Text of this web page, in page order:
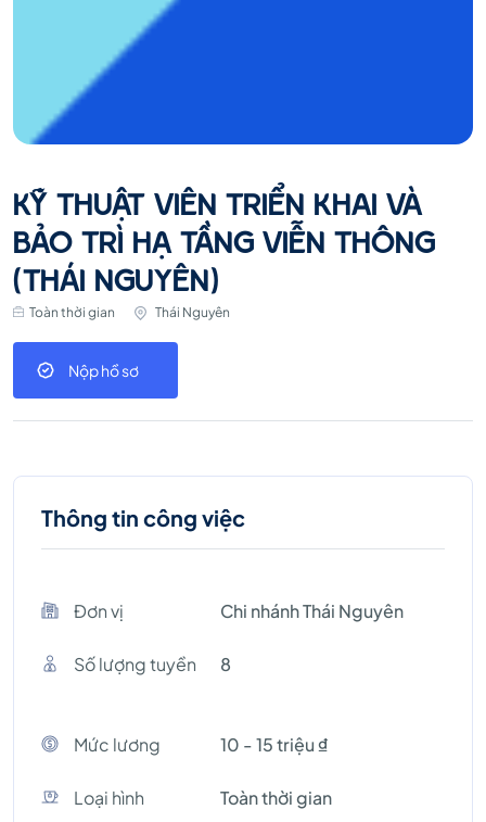
KỸ THUẬT VIÊN TRIỂN KHAI VÀ
BẢO TRÌ HẠ TẦNG VIỄN THÔNG
(THÁI NGUYÊN)
Toàn thời gian Thái Nguyên
Nộp hồ sơ
Thông tin công việc
Đơn vị Chi nhánh Thái Nguyên
Số lượng tuyền 8
Mức lương 10 - 15 triệu ₫
Loại hình Toàn thời gian